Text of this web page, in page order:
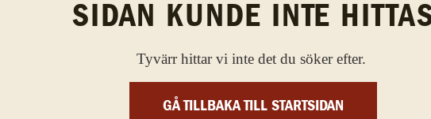
SIDAN KUNDE INTE
Tyvärr hittar vi inte det du söker efter.
GÅ TILLBAKA TILL STARTSIDAN